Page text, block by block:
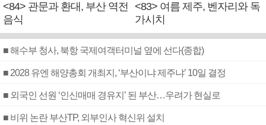
<84> 관문과 환대, 부산 역전
음식
<83> 여름 제주, 벤자리와 독
가시치
■ 해수부 청사, 북항 국제여객터미널 옆에 선다(종합)
■ 2028 유엔 해양총회 개최지, ‘부산이냐 제주냐’ 10일 결정
■ 외국인 선원 ‘인신매매 경유지’ 된 부산…우려가 현실로
■ 비위 논란 부산TP, 외부인사 혁신위 설치